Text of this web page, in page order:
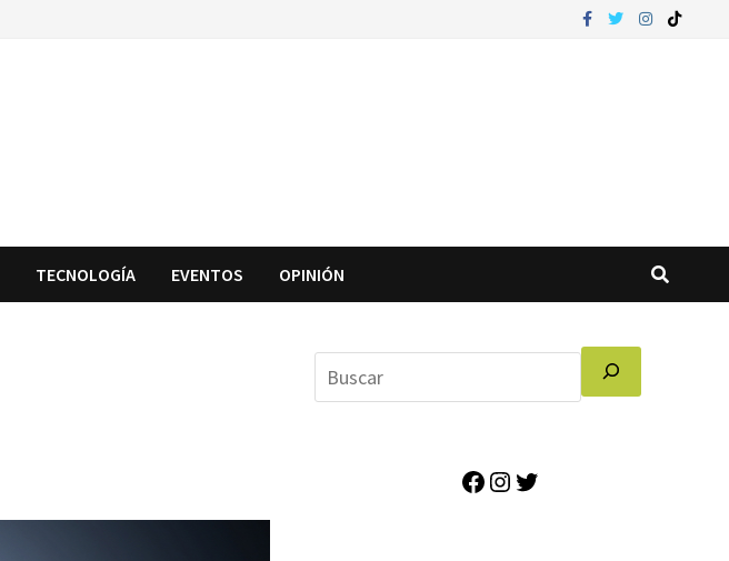
TECNOLOGÍA EVENTOS OPINIÓN
Facebook
Instagram